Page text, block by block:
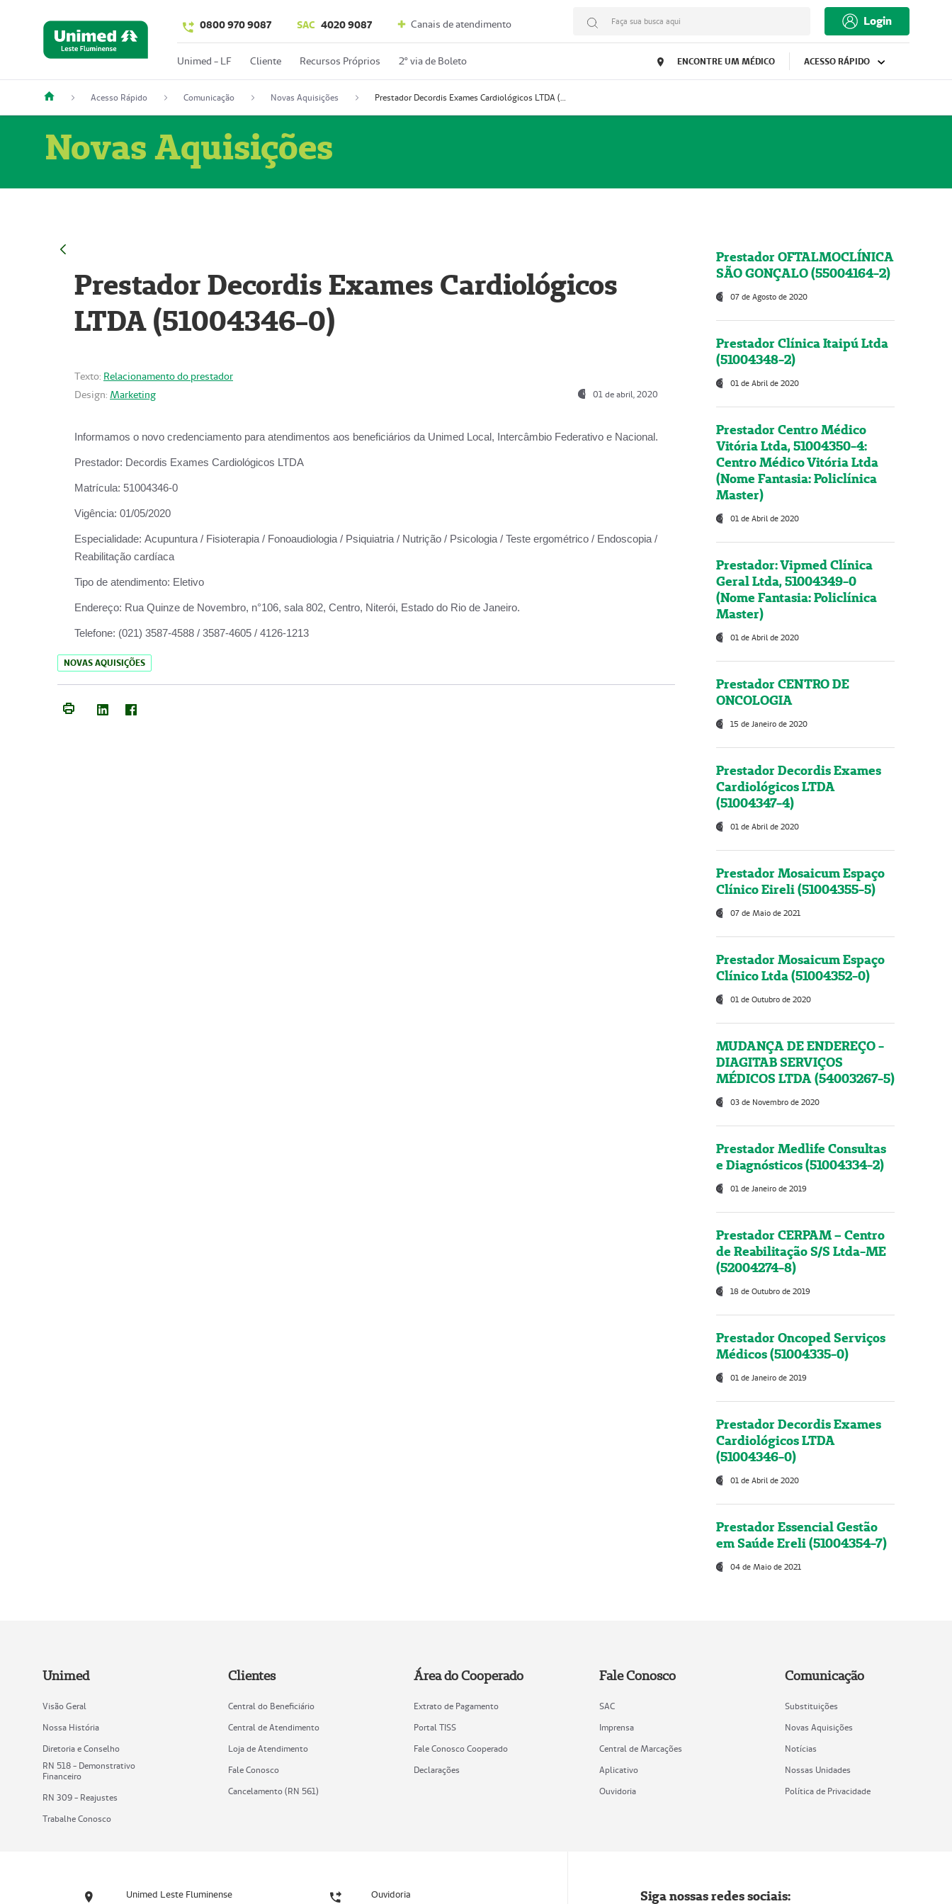
0800 970 9087 SAC 4020 9087 Canais de atendimento Faça sua busca aqui Login
Unimed - LF Cliente Recursos Próprios 2º via de Boleto ENCONTRE UM MÉDICO ACESSO RÁPIDO
Acesso Rápido Comunicação Novas Aquisições Prestador Decordis Exames Cardiológicos LTDA (51004346-0)
Novas Aquisições
Prestador Decordis Exames Cardiológicos
LTDA (51004346-0)
Texto: Relacionamento do prestador
Design: Marketing 01 de abril, 2020
Informamos o novo credenciamento para atendimentos aos beneficiários da Unimed Local, Intercâmbio Federativo e Nacional.
Prestador: Decordis Exames Cardiológicos LTDA
Matrícula: 51004346-0
Vigência: 01/05/2020
Especialidade: Acupuntura / Fisioterapia / Fonoaudiologia / Psiquiatria / Nutrição / Psicologia / Teste ergométrico / Endoscopia /
Reabilitação cardíaca
Tipo de atendimento: Eletivo
Endereço: Rua Quinze de Novembro, n°106, sala 802, Centro, Niterói, Estado do Rio de Janeiro.
Telefone: (021) 3587-4588 / 3587-4605 / 4126-1213
NOVAS AQUISIÇÕES
Prestador OFTALMOCLÍNICA
SÃO GONÇALO (55004164-2)
07 de Agosto de 2020
Prestador Clínica Itaipú Ltda
(51004348-2)
01 de Abril de 2020
Prestador Centro Médico
Vitória Ltda, 51004350-4:
Centro Médico Vitória Ltda
(Nome Fantasia: Policlínica
Master)
01 de Abril de 2020
Prestador: Vipmed Clínica
Geral Ltda, 51004349-0
(Nome Fantasia: Policlínica
Master)
01 de Abril de 2020
Prestador CENTRO DE
ONCOLOGIA
15 de Janeiro de 2020
Prestador Decordis Exames
Cardiológicos LTDA
(51004347-4)
01 de Abril de 2020
Prestador Mosaicum Espaço
Clínico Eireli (51004355-5)
07 de Maio de 2021
Prestador Mosaicum Espaço
Clínico Ltda (51004352-0)
01 de Outubro de 2020
MUDANÇA DE ENDEREÇO -
DIAGITAB SERVIÇOS
MÉDICOS LTDA (54003267-5)
03 de Novembro de 2020
Prestador Medlife Consultas
e Diagnósticos (51004334-2)
01 de Janeiro de 2019
Prestador CERPAM – Centro
de Reabilitação S/S Ltda-ME
(52004274-8)
18 de Outubro de 2019
Prestador Oncoped Serviços
Médicos (51004335-0)
01 de Janeiro de 2019
Prestador Decordis Exames
Cardiológicos LTDA
(51004346-0)
01 de Abril de 2020
Prestador Essencial Gestão
em Saúde Ereli (51004354-7)
04 de Maio de 2021
Unimed
Visão Geral
Nossa História
Diretoria e Conselho
RN 518 - Demonstrativo
Financeiro
RN 309 - Reajustes
Trabalhe Conosco
Clientes
Central do Beneficiário
Central de Atendimento
Loja de Atendimento
Fale Conosco
Cancelamento (RN 561)
Área do Cooperado
Extrato de Pagamento
Portal TISS
Fale Conosco Cooperado
Declarações
Fale Conosco
SAC
Imprensa
Central de Marcações
Aplicativo
Ouvidoria
Comunicação
Substituições
Novas Aquisições
Notícias
Nossas Unidades
Política de Privacidade
Unimed Leste Fluminense Ouvidoria Siga nossas redes sociais: